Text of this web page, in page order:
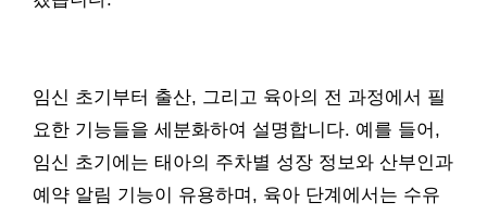
임신 초기부터 출산, 그리고 육아의 전 과정에서 필
요한 기능들을 세분화하여 설명합니다. 예를 들어,
임신 초기에는 태아의 주차별 성장 정보와 산부인과
예약 알림 기능이 유용하며, 육아 단계에서는 수유